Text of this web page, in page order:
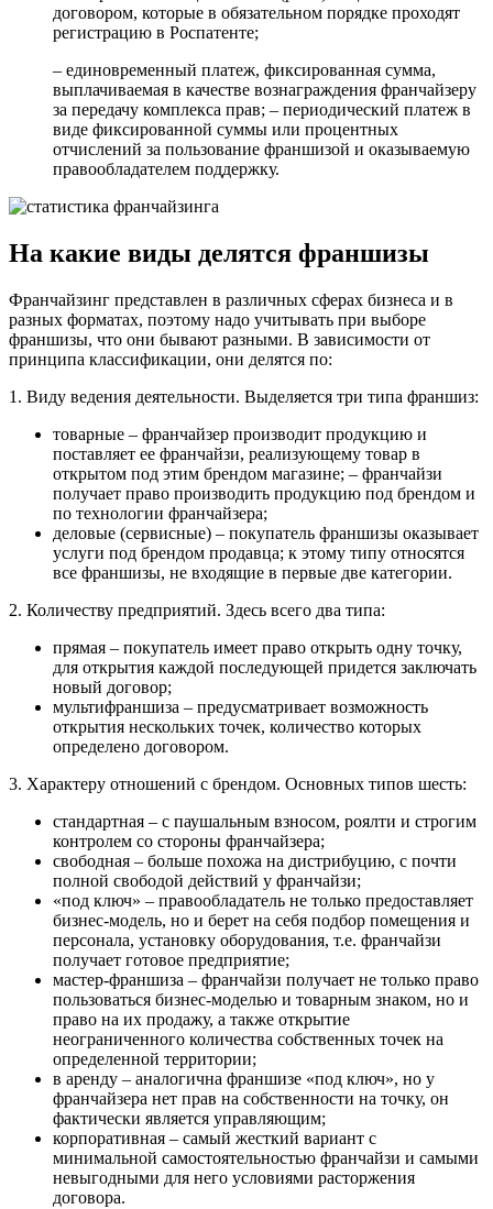
договором, которые в обязательном порядке проходят
регистрацию в Роспатенте;
– единовременный платеж, фиксированная сумма,
выплачиваемая в качестве вознаграждения франчайзеру
за передачу комплекса прав; – периодический платеж в
виде фиксированной суммы или процентных
отчислений за пользование франшизой и оказываемую
правообладателем поддержку.
На какие виды делятся франшизы
Франчайзинг представлен в различных сферах бизнеса и в
разных форматах, поэтому надо учитывать при выборе
франшизы, что они бывают разными. В зависимости от
принципа классификации, они делятся по:
1. Виду ведения деятельности. Выделяется три типа франшиз:
товарные – франчайзер производит продукцию и
поставляет ее франчайзи, реализующему товар в
открытом под этим брендом магазине; – франчайзи
получает право производить продукцию под брендом и
по технологии франчайзера;
деловые (сервисные) – покупатель франшизы оказывает
услуги под брендом продавца; к этому типу относятся
все франшизы, не входящие в первые две категории.
2. Количеству предприятий. Здесь всего два типа:
прямая – покупатель имеет право открыть одну точку,
для открытия каждой последующей придется заключать
новый договор;
мультифраншиза – предусматривает возможность
открытия нескольких точек, количество которых
определено договором.
3. Характеру отношений с брендом. Основных типов шесть:
стандартная – с паушальным взносом, роялти и строгим
контролем со стороны франчайзера;
свободная – больше похожа на дистрибуцию, с почти
полной свободой действий у франчайзи;
«под ключ» – правообладатель не только предоставляет
бизнес-модель, но и берет на себя подбор помещения и
персонала, установку оборудования, т.е. франчайзи
получает готовое предприятие;
мастер-франшиза – франчайзи получает не только право
пользоваться бизнес-моделью и товарным знаком, но и
право на их продажу, а также открытие
неограниченного количества собственных точек на
определенной территории;
в аренду – аналогична франшизе «под ключ», но у
франчайзера нет прав на собственности на точку, он
фактически является управляющим;
корпоративная – самый жесткий вариант с
минимальной самостоятельностью франчайзи и самыми
невыгодными для него условиями расторжения
договора.